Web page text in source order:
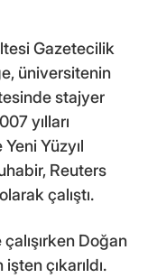
Gazetecilik
üniversitenin
stajyer
yılları
Yüzyıl
Reuters
çalıştı.
Doğan
çıkarıldı.